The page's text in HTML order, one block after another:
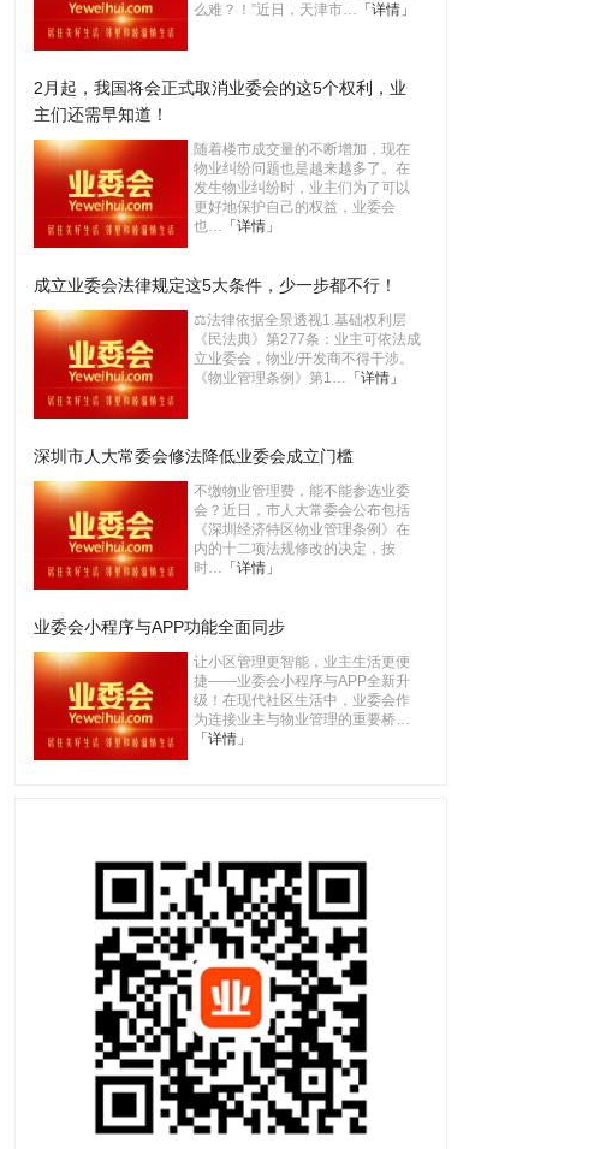
么难？！”近日，天津市… 「详情」
2月起，我国将会正式取消业委会的这5个权利，业
主们还需早知道！
随着楼市成交量的不断增加，现在
物业纠纷问题也是越来越多了。在
发生物业纠纷时，业主们为了可以
更好地保护自己的权益，业委会
也… 「详情」
成立业委会法律规定这5大条件，少一步都不行！
⚖️法律依据全景透视1.基础权利层
《民法典》第277条：业主可依法成
立业委会，物业/开发商不得干涉。
《物业管理条例》第1… 「详情」
深圳市人大常委会修法降低业委会成立门槛
不缴物业管理费，能不能参选业委
会？近日，市人大常委会公布包括
《深圳经济特区物业管理条例》在
内的十二项法规修改的决定，按
时… 「详情」
业委会小程序与APP功能全面同步
让小区管理更智能，业主生活更便
捷——业委会小程序与APP全新升
级！在现代社区生活中，业委会作
为连接业主与物业管理的重要桥…
「详情」